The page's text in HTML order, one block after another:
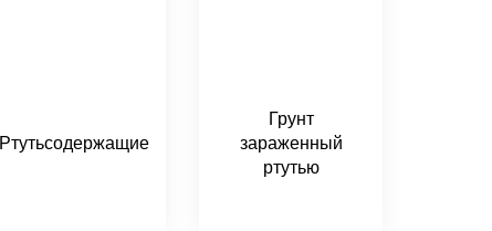
Ртутьсодержащие
Грунт
зараженный
ртутью